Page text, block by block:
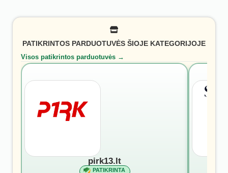
PATIKRINTOS PARDUOTUVĖS ŠIOJE KATEGORIJOJE
Visos patikrintos parduotuvės →
pirk13.lt
PATIKRINTA